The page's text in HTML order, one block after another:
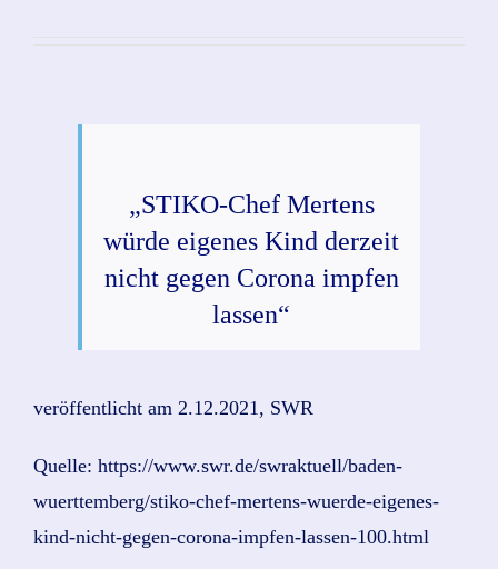
„STIKO-Chef Mertens
würde eigenes Kind derzeit
nicht gegen Corona impfen
lassen“
veröffentlicht am 2.12.2021, SWR
Quelle: https://www.swr.de/swraktuell/baden-
wuerttemberg/stiko-chef-mertens-wuerde-eigenes-
kind-nicht-gegen-corona-impfen-lassen-100.html